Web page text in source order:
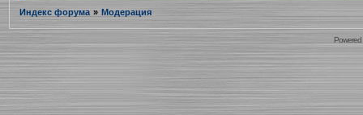
Индекс форума » Модерация